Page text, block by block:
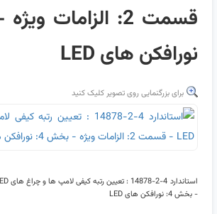
نورافکن های LED
برای بزرگنمایی روی تصویر کلیک کنید
- بخش 4: نورافکن های LED